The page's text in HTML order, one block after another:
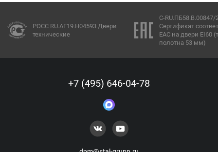
Сертификат соответствия
ЕАС на двери EI60 (толщина
C-
Сертификат
ЕАС на люки EI60
+7 (495) 646-04-78